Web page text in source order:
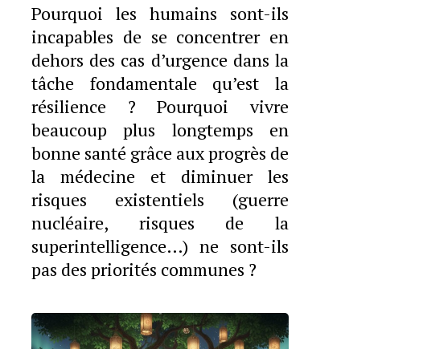
Pourquoi les humains sont-ils
incapables de se concentrer en
dehors des cas d’urgence dans la
tâche fondamentale qu’est la
résilience ? Pourquoi vivre
beaucoup plus longtemps en
bonne santé grâce aux progrès de
la médecine et diminuer les
risques existentiels (guerre
nucléaire, risques de la
superintelligence…) ne sont-ils
pas des priorités communes ?